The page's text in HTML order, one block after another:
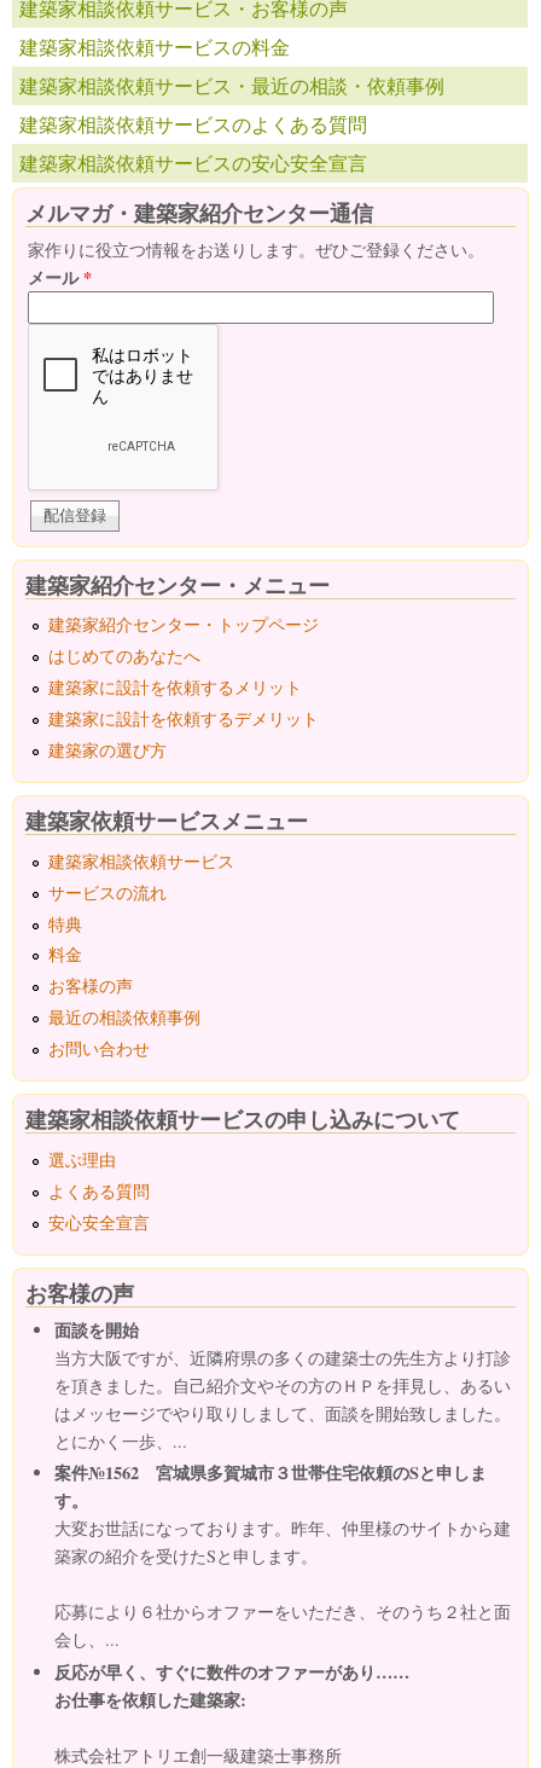
建築家相談依頼サービス・お客様の声
建築家相談依頼サービスの料金
建築家相談依頼サービス・最近の相談・依頼事例
建築家相談依頼サービスのよくある質問
建築家相談依頼サービスの安心安全宣言
メルマガ・建築家紹介センター通信
家作りに役立つ情報をお送りします。ぜひご登録ください。
メール*
建築家紹介センター・メニュー
建築家紹介センター・トップページ
はじめてのあなたへ
建築家に設計を依頼するメリット
建築家に設計を依頼するデメリット
建築家の選び方
建築家依頼サービスメニュー
建築家相談依頼サービス
サービスの流れ
特典
料金
お客様の声
最近の相談依頼事例
お問い合わせ
建築家相談依頼サービスの申し込みについて
選ぶ理由
よくある質問
安心安全宣言
お客様の声
面談を開始
当方大阪ですが、近隣府県の多くの建築士の先生方より打診
を頂きました。自己紹介文やその方のＨＰを拝見し、あるい
はメッセージでやり取りしまして、面談を開始致しました。
とにかく一歩、...
案件№1562 宮城県多賀城市３世帯住宅依頼のSと申しま
す。
大変お世話になっております。昨年、仲里様のサイトから建
築家の紹介を受けたSと申します。
応募により６社からオファーをいただき、そのうち２社と面
会し、...
反応が早く、すぐに数件のオファーがあり……
お仕事を依頼した建築家:
株式会社アトリエ創一級建築士事務所